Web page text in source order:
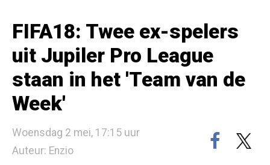
FIFA18: Twee ex-spelers
uit Jupiler Pro League
staan in het 'Team van de
Week'
Woensdag 2 mei, 17:15 uur
Auteur: Enzio